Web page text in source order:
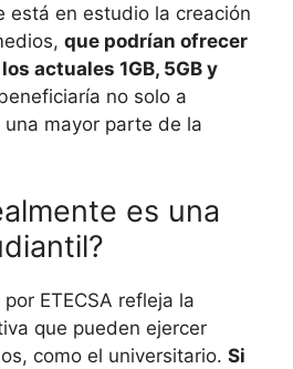
está en estudio la creación
que podrían ofrecer
actuales 1GB, 5GB y
no solo a
mayor parte de la
es una
ETECSA refleja la
que pueden ejercer
como el universitario. Si